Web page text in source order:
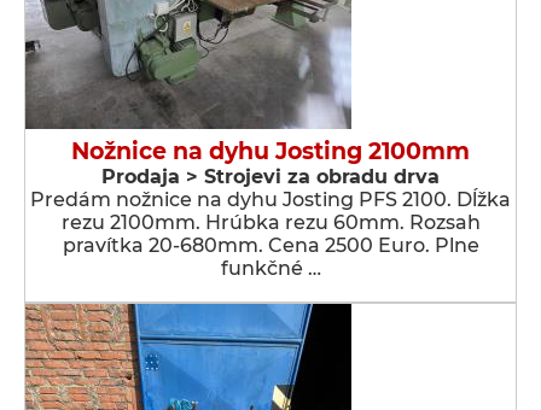
Nožnice na dyhu Josting 2100mm
Prodaja > Strojevi za obradu drva
Predám nožnice na dyhu Josting PFS 2100. Dĺžka
rezu 2100mm. Hrúbka rezu 60mm. Rozsah
pravítka 20-680mm. Cena 2500 Euro. Plne
funkčné …